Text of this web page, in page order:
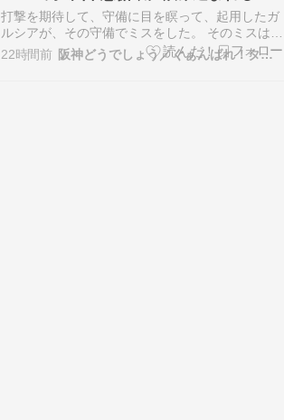
打撃を期待して、守備に目を瞑って、起用したガ
ルシアが、その守備でミスをした。 そのミスは、
２回とも得点に繋がり、試合を壊した。 まぁ、そ
うなることもあり得るということを想定して起用
22時間前 阪神どうでしょう／ぐぁんばれ！タイガース